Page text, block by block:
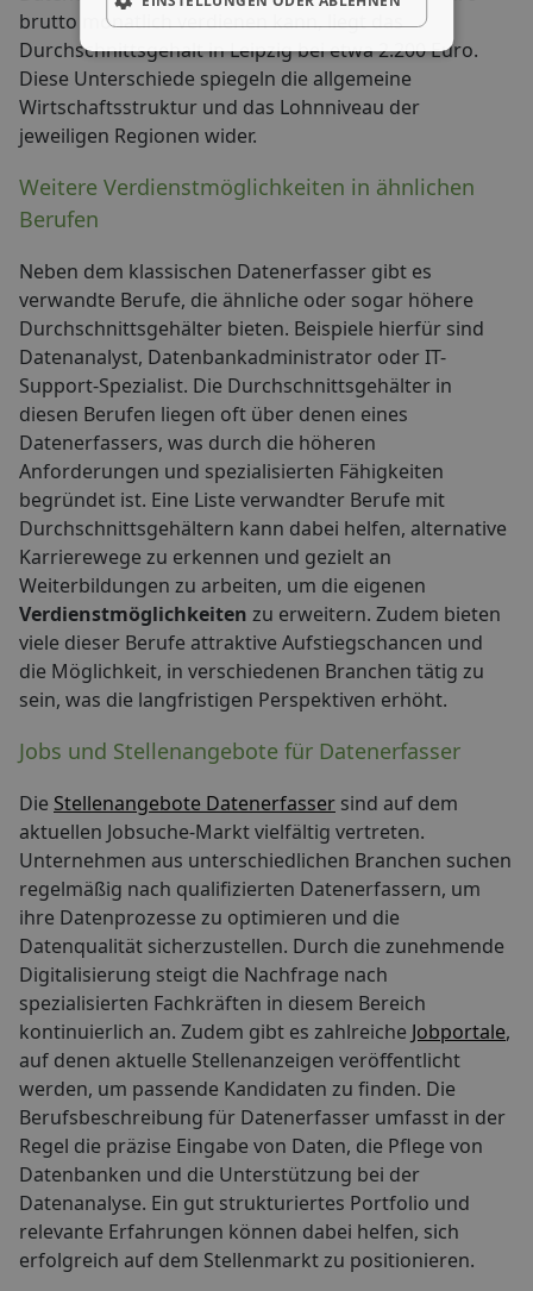
brutto monatlich verdienen kann, liegt das
Durchschnittsgehalt in Leipzig bei etwa 2.200 Euro.
Diese Unterschiede spiegeln die allgemeine
Wirtschaftsstruktur und das Lohnniveau der
jeweiligen Regionen wider.
Weitere Verdienstmöglichkeiten in ähnlichen
Berufen
Neben dem klassischen Datenerfasser gibt es
verwandte Berufe, die ähnliche oder sogar höhere
Durchschnittsgehälter bieten. Beispiele hierfür sind
Datenanalyst, Datenbankadministrator oder IT-
Support-Spezialist. Die Durchschnittsgehälter in
diesen Berufen liegen oft über denen eines
Datenerfassers, was durch die höheren
Anforderungen und spezialisierten Fähigkeiten
begründet ist. Eine Liste verwandter Berufe mit
Durchschnittsgehältern kann dabei helfen, alternative
Karrierewege zu erkennen und gezielt an
Weiterbildungen zu arbeiten, um die eigenen
Verdienstmöglichkeiten zu erweitern. Zudem bieten
viele dieser Berufe attraktive Aufstiegschancen und
die Möglichkeit, in verschiedenen Branchen tätig zu
sein, was die langfristigen Perspektiven erhöht.
Jobs und Stellenangebote für Datenerfasser
Die Stellenangebote Datenerfasser sind auf dem
aktuellen Jobsuche-Markt vielfältig vertreten.
Unternehmen aus unterschiedlichen Branchen suchen
regelmäßig nach qualifizierten Datenerfassern, um
ihre Datenprozesse zu optimieren und die
Datenqualität sicherzustellen. Durch die zunehmende
Digitalisierung steigt die Nachfrage nach
spezialisierten Fachkräften in diesem Bereich
kontinuierlich an. Zudem gibt es zahlreiche Jobportale,
auf denen aktuelle Stellenanzeigen veröffentlicht
werden, um passende Kandidaten zu finden. Die
Berufsbeschreibung für Datenerfasser umfasst in der
Regel die präzise Eingabe von Daten, die Pflege von
Datenbanken und die Unterstützung bei der
Datenanalyse. Ein gut strukturiertes Portfolio und
relevante Erfahrungen können dabei helfen, sich
erfolgreich auf dem Stellenmarkt zu positionieren.